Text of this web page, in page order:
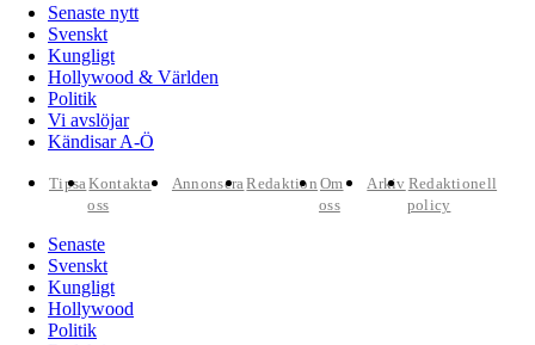
Senaste nytt
Svenskt
Kungligt
Hollywood & Världen
Politik
Vi avslöjar
Kändisar A-Ö
TipsaKontakta
oss
AnnonseraRedaktion Om
oss
Arkiv Redaktionell
policy
Senaste
Svenskt
Kungligt
Hollywood
Politik